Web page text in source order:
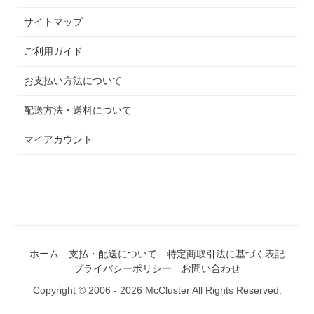
サイトマップ
ご利用ガイド
お支払い方法について
配送方法・送料について
マイアカウント
ホーム 支払・配送について
特定商取引法に基づく表記
プライバシーポリシー
お問い合わせ
Copyright © 2006 - 2026 McCluster All Rights Reserved.